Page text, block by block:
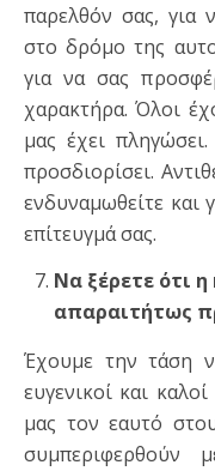
παρελθόν σας, για
στο δρόμο της
για να σας
χαρακτήρα. Όλοι
μας έχει
προσδιορίσει.
ενδυναμωθείτε και
επίτευγμά σας.
Να ξέρετε ότι η
απαραιτήτως
Έχουμε την τάση
ευγενικοί και
μας τον εαυτό